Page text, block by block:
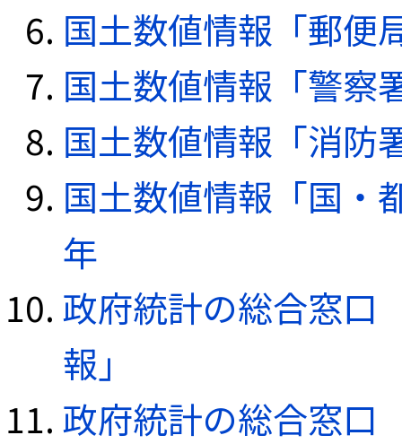
国土数値情報「郵便
国土数値情報「警察
国土数値情報「消防
国土数値情報「国・
年
政府統計の総合窓口
報」
政府統計の総合窓口